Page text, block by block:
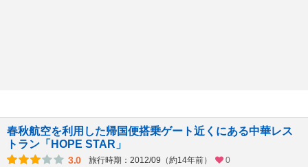
春秋航空を利用した帰国便搭乗ゲート近くにある中華レス
トラン「HOPE STAR」
3.0 旅行時期：2012/09（約14年前）
0